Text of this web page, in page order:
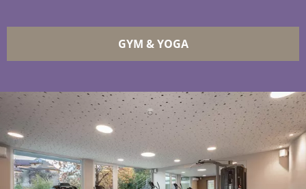
GYM & YOGA